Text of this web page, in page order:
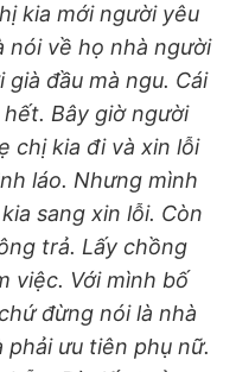
kia mới người yêu
nói về họ nhà người
đầu mà ngu. Cái
Bây giờ người
chị kia đi và xin lỗi
láo. Nhưng mình
sang xin lỗi. Còn
trả. Lấy chồng
việc. Với mình bố
đừng nói là nhà
ưu tiên phụ nữ.